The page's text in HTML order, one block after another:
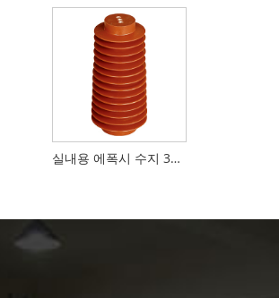
실내용 에폭시 수지 35kV 절연체